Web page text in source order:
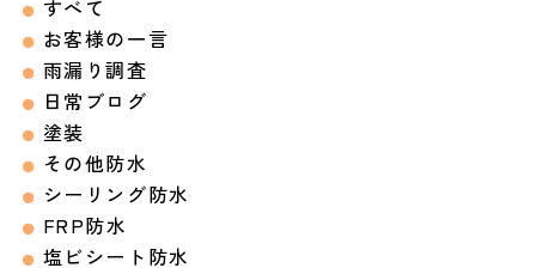
すべて
お客様の一言
雨漏り調査
日常ブログ
塗装
その他防水
シーリング防水
FRP防水
塩ビシート防水